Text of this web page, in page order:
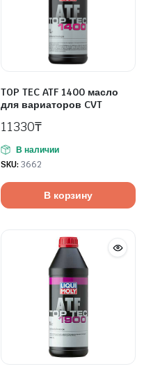
TOP TEC ATF 1400 масло
для вариаторов CVT
11330₸
В наличии
SKU: 3662
В корзину